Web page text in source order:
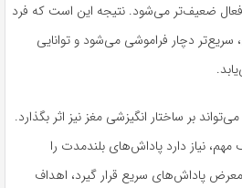
فعال ضعیف‌تر می‌شود. نتیجه این است که فرد
دچار فراموشی می‌شود و توانایی
بر ساختار انگیزشی مغز نیز اثر بگذارد.
مهم، نیاز دارد پاداش‌های بلندمدت را
معرض پاداش‌های سریع قرار گیرد، اهداف